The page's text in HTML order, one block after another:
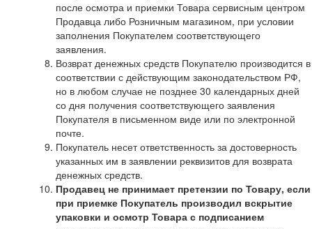
после осмотра и приемки Товара сервисным центром
Продавца либо Розничным магазином, при условии
заполнения Покупателем соответствующего
заявления.
Возврат денежных средств Покупателю производится в
соответствии с действующим законодательством РФ,
но в любом случае не позднее 30 календарных дней
со дня получения соответствующего заявления
Покупателя в письменном виде или по электронной
почте.
Покупатель несет ответственность за достоверность
указанных им в заявлении реквизитов для возврата
денежных средств.
Продавец не принимает претензии по Товару, если
при приемке Покупатель производил вскрытие
упаковки и осмотр Товара с подписанием